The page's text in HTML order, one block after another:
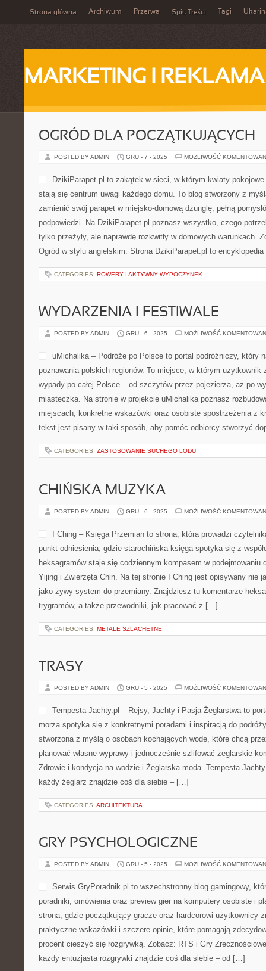
Strona główna Archiwum Przerwa Spis Treści Tagi
MARKETING I REKLAMA
OGRÓD DLA POCZĄTKUJĄCYCH
POSTED BY ADMIN GRU - 7 - 2025 MOŻLIWOŚĆ
DzikiParapet.pl to zakątek w sieci, w którym kwiaty
stają się centrum uwagi każdego domu. To blog stworzony z
zamienić swój parapet w miejsko-domową dżunglę, pełną
podpowiedzi. Na DzikiParapet.pl poznasz wszystko, czego
tylko przeżyły, ale naprawdę rozkwitły w domowych warunkach.
Ogród w stylu angielskim. Strona DzikiParapet.pl to
CATEGORIES: ROWERY I AKTYWNY WYPOCZYNEK
WYDARZENIA I FESTIWALE
POSTED BY ADMIN GRU - 6 - 2025 MOŻLIWOŚĆ
uMichalika – Podróże po Polsce to portal podróżniczy, który
poznawania polskich regionów. To miejsce, w którym użytkownik
wypady po całej Polsce – od szczytów przez pojezierza, aż po
miasteczka. Na stronie w projekcie uMichalika poznasz
miejscach, konkretne wskazówki oraz osobiste spostrzeżenia z
tekst jest pisany w taki sposób, aby pomóc odbiorcy stworzyć
CATEGORIES: ZASTOSOWANIE SUCHEGO LODU
CHIŃSKA MUZYKA
POSTED BY ADMIN GRU - 6 - 2025 MOŻLIWOŚĆ
I Ching – Księga Przemian to strona, która prowadzi
punkt odniesienia, gdzie starochińska księga spotyka się z
heksagramów staje się codziennym kompasem w
Yijing i Zwierzęta Chin. Na tej stronie I Ching jest opisywany nie
jako żywy system do przemiany. Znajdziesz tu komentarze
trygramów, a także przewodniki, jak pracować z […]
CATEGORIES: METALE SZLACHETNE
TRASY
POSTED BY ADMIN GRU - 5 - 2025 MOŻLIWOŚĆ
Tempesta-Jachty.pl – Rejsy, Jachty i Pasja Żeglarstwa to
morza spotyka się z konkretnymi poradami i inspiracją do
stworzona z myślą o osobach kochających wodę, które chcą
planować własne wyprawy i jednocześnie szlifować żeglarskie
Zdrowie i kondycja na wodzie i Żeglarska moda. Tempesta-
każdy żeglarz znajdzie coś dla siebie – […]
CATEGORIES: ARCHITEKTURA
GRY PSYCHOLOGICZNE
POSTED BY ADMIN GRU - 5 - 2025 MOŻLIWOŚĆ
Serwis GryPoradnik.pl to wszechstronny blog gamingowy,
poradniki, omówienia oraz preview gier na komputery osobiste i
strona, gdzie początkujący gracze oraz hardcorowi użytkownicy
praktyczne wskazówki i szczere opinie, które pomagają
procent cieszyć się rozgrywką. Zobacz: RTS i Gry
każdy entuzjasta rozgrywki znajdzie coś dla siebie – od […]